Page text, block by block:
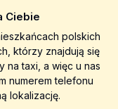
Ciebie
polskich
którzy znajdują się
na taxi, a więc u nas
numerem telefonu
lokalizację.